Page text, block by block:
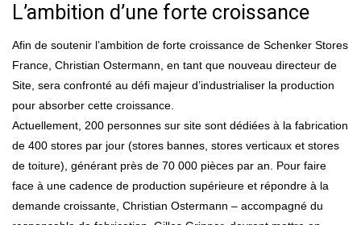
L’ambition d’une forte croissance
Afin de soutenir l’ambition de forte croissance de Schenker Stores
France, Christian Ostermann, en tant que nouveau directeur de
Site, sera confronté au défi majeur d’industrialiser la production
pour absorber cette croissance.
Actuellement, 200 personnes sur site sont dédiées à la fabrication
de 400 stores par jour (stores bannes, stores verticaux et stores
de toiture), générant près de 70 000 pièces par an. Pour faire
face à une cadence de production supérieure et répondre à la
demande croissante, Christian Ostermann – accompagné du